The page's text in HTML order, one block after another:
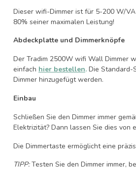
Dieser wifi-Dimmer ist für 5-200 W/
80% seiner maximalen Leistung!
Abdeckplatte und Dimmerknöpfe
Der Tradim 2500W wifi Wall Dimmer
einfach hier bestellen. Die Standard-
Dimmer hinzugefügt werden.
Einbau
Schließen Sie den Dimmer immer
Elektrizität? Dann lassen Sie dies von
Die Dimmertaste ermöglicht eine
TIPP:Testen Sie den Dimmer immer,